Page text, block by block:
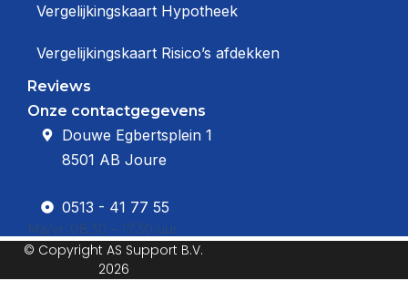
Vergelijkingskaart Hypotheek
Vergelijkingskaart Risico’s afdekken
Reviews
Onze contactgegevens
Douwe Egbertsplein 1
8501 AB Joure
0513 - 41 77 55
Ma/vr: 08.30 – 17.30 uur
© CopyrightAS Support B.V.
2026